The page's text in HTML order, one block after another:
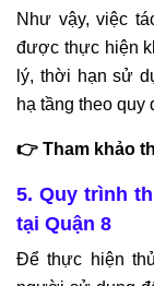
Như vậy, việc
được thực hiện
lý, thời hạn sử
hạ tầng theo quy
👉 Tham khảo
5. Quy trình
tại Quận 8
Để thực hiện